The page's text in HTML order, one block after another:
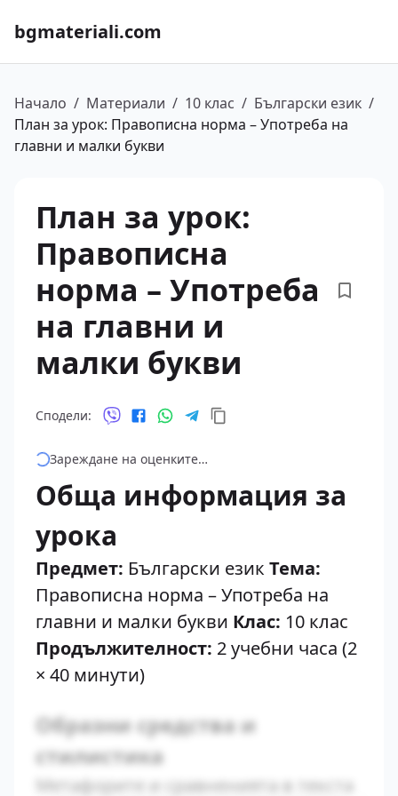
bgmateriali.com
Начало / Материали / 10 клас / Български език /
План за урок: Правописна норма – Употреба на
главни и малки букви
План за урок:
Правописна
норма – Употреба
на главни и
малки букви
Сподели:
Зареждане на оценките…
Обща информация за
урока
Предмет: Български език Тема:
Правописна норма – Употреба на
главни и малки букви Клас: 10 клас
Продължителност: 2 учебни часа (2
× 40 минути)
Образни средства и
стилистика
Метафорите и сравненията в текста